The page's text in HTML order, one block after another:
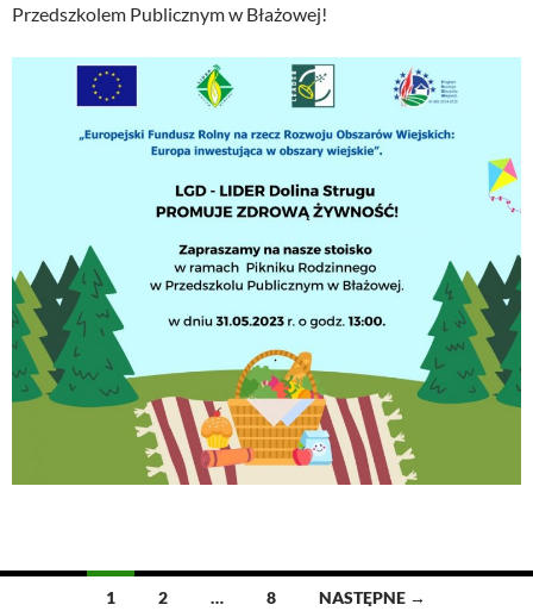
Przedszkolem Publicznym w Błażowej!
1 2 … 8 NASTĘPNE →